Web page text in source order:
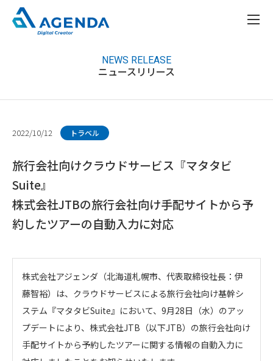
NEWS RELEASE
ニュースリリース
2022/10/12 トラベル
旅行会社向けクラウドサービス『マタタビ
Suite』
株式会社JTBの旅行会社向け手配サイトから予
約したツアーの自動入力に対応
株式会社アジェンダ（北海道札幌市、代表取締役社長：伊
藤智裕）は、クラウドサービスによる旅行会社向け基幹シ
ステム『マタタビSuite』において、9月28日（水）のアッ
プデートにより、株式会社JTB（以下JTB）の旅行会社向け
手配サイトから予約したツアーに関する情報の自動入力に